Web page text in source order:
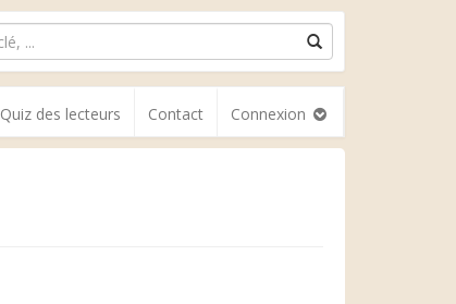
Quiz des lecteurs Contact Connexion